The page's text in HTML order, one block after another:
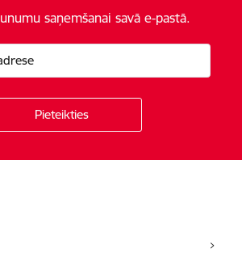
saņemšanai savā e-pastā.